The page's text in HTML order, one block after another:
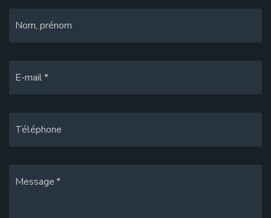
Nom, prénom
E-mail
Téléphone
Message